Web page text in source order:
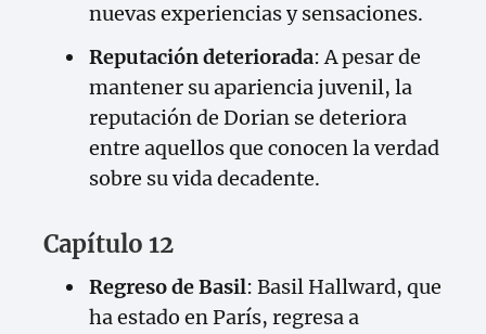
nuevas experiencias y sensaciones.
Reputación deteriorada: A pesar de
mantener su apariencia juvenil, la
reputación de Dorian se deteriora
entre aquellos que conocen la verdad
sobre su vida decadente.
Capítulo 12
Regreso de Basil: Basil Hallward, que
ha estado en París, regresa a